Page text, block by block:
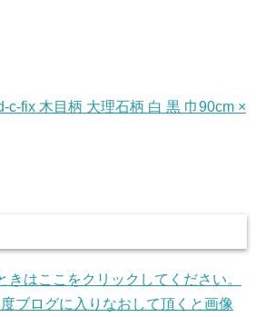
c-fix 木目柄 大理石柄 白 黒 巾90cm ×
きはここをクリックしてください。
ブログに入りなおして頂くと画像